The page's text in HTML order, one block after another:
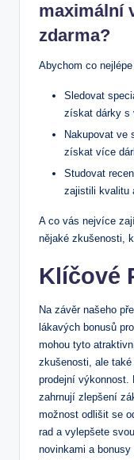
maximální
zdarma?
Abychom co
Sledovat
získat dárky ​s
Nakupovat ve
získat více
Studovat
zajistili kvalitu
A co vás nejvíce
nějaké zkušenosti,
Klíčové
Na závěr našeho
lákavých bonusů
mohou tyto⁣
zkušenosti,⁣ ale
prodejní výkonnost.
zahrnují zlepšení
možnost ‌odlišit se‍
rad a vylepšete
novinkami a​